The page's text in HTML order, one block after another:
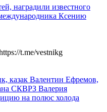
наградили известного
Ксению
t.me/vestnikg
казак Валентин Ефремов,
СКВРЗ Валерия
на полюс холода